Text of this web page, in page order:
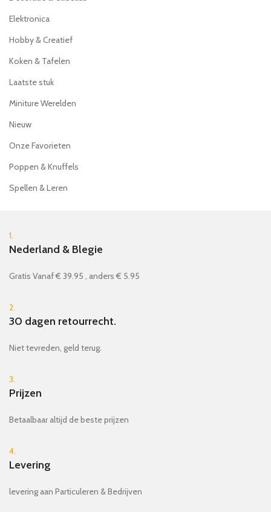
Elektronica
Hobby & Creatief
Koken & Tafelen
Laatste stuk
Miniture Werelden
Nieuw
Onze Favorieten
Poppen & Knuffels
Spellen & Leren
1.
Nederland & Blegie
Gratis Vanaf € 39.95 , anders € 5.95
2.
30 dagen retourrecht.
Niet tevreden, geld terug.
3.
Prijzen
Betaalbaar altijd de beste prijzen
4.
Levering
levering aan Particuleren & Bedrijven